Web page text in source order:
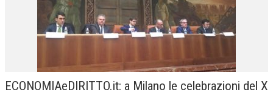
DOCUMENTI
TESI DI LAUREA
ECONOMIAeDIRITTO.it: a Milano le celebrazioni del X